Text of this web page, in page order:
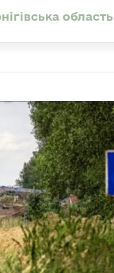
область